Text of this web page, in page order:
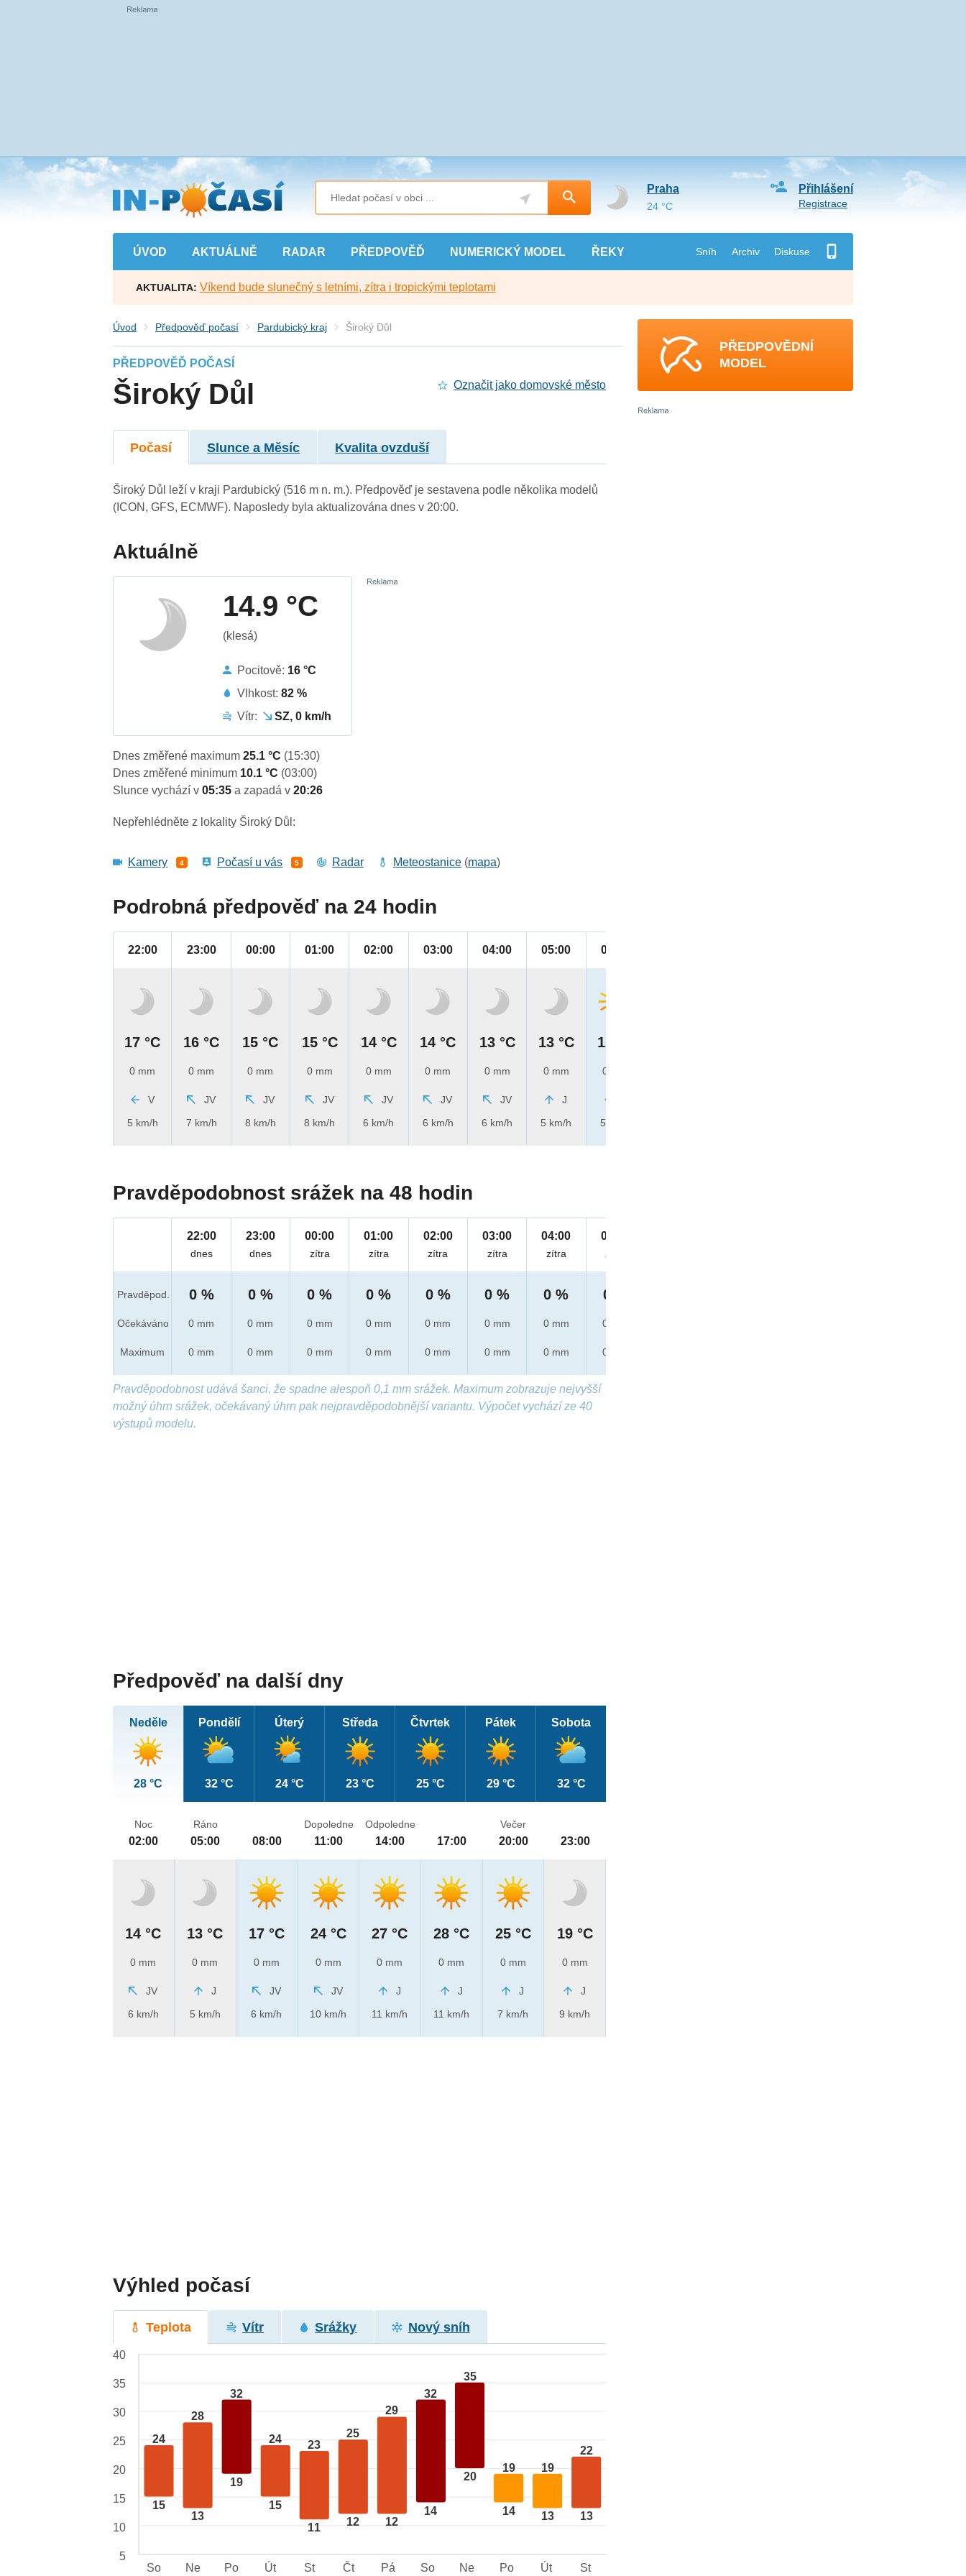
Přejít
na
hlavní
obsah
ÚVOD AKTUÁLNĚ RADAR PŘEDPOVĚĎ NUMERICKÝ MODEL ŘEKY Sníh Archiv Diskuse
Přihlášení
Registrace
Praha
24 °C
AKTUALITA: Víkend bude slunečný s letními, zítra i tropickými teplotami
Úvod Předpověď počasí Pardubický kraj Široký Důl
PŘEDPOVĚĎ POČASÍ
Široký Důl Označit jako domovské město
Počasí Slunce a Měsíc Kvalita ovzduší
Široký Důl leží v kraji Pardubický (516 m n. m.). Předpověď je sestavena podle několika modelů
(ICON, GFS, ECMWF). Naposledy byla aktualizována dnes v 20:00.
Aktuálně
14.9 °C
(klesá)
Pocitově: 16 °C
Vlhkost:82 %
Vítr:
SZ, 0 km/h
Dnes změřené maximum25.1 °C (15:30)
Dnes změřené minimum 10.1 °C (03:00)
Slunce vychází v05:35a zapadá v20:26
Nepřehlédněte z lokality Široký Důl:
Kamery 4 Počasí u vás 5 Radar Meteostanice (mapa)
Podrobná předpověď na 24 hodin
22:00
17 °C
0 mm
V
5 km/h
23:00
16 °C
0 mm
JV
7 km/h
00:00
15 °C
0 mm
JV
8 km/h
01:00
15 °C
0 mm
JV
8 km/h
02:00
14 °C
0 mm
JV
6 km/h
03:00
14 °C
0 mm
JV
6 km/h
04:00
13 °C
0 mm
JV
6 km/h
05:00
13 °C
0 mm
J
5 km/h
06:00
12 °C
0 mm
5 km/h
Pravděpodobnost srážek na 48 hodin
Pravděpod.
Očekáváno
Maximum
22:00
dnes
0 %
0 mm
0 mm
23:00
dnes
0 %
0 mm
0 mm
00:00
zítra
0 %
0 mm
0 mm
01:00
zítra
0 %
0 mm
0 mm
02:00
zítra
0 %
0 mm
0 mm
03:00
zítra
0 %
0 mm
0 mm
04:00
zítra
0 %
0 mm
0 mm
05:00
zítra
0 %
0 mm
0 mm
Pravděpodobnost udává šanci, že spadne alespoň 0,1 mm srážek. Maximum zobrazuje nejvyšší
možný úhrn srážek, očekávaný úhrn pak nejpravděpodobnější variantu. Výpočet vychází ze 40
výstupů modelu.
Předpověď na další dny
Neděle
28 °C
Pondělí
32 °C
Úterý
24 °C
Středa
23 °C
Čtvrtek
25 °C
Pátek
29 °C
Sobota
32 °C
Noc
02:00
14 °C
0 mm
JV
6 km/h
Ráno
05:00
13 °C
0 mm
J
5 km/h
08:00
17 °C
0 mm
JV
6 km/h
Dopoledne
11:00
24 °C
0 mm
JV
10 km/h
Odpoledne
14:00
27 °C
0 mm
J
11 km/h
17:00
28 °C
0 mm
J
11 km/h
Večer
20:00
25 °C
0 mm
J
7 km/h
23:00
19 °C
0 mm
J
9 km/h
Výhled počasí
Teplota Vítr Srážky Nový sníh
24
15
28
13
32
19
24
15
23
11
25
12
29
12
32
14
35
20
19
14
19
13
22
13
40
35
30
25
20
15
10
5
So
Ne Po Út St Čt Pá So Ne Po Út St
PŘEDPOVĚDNÍ
MODEL